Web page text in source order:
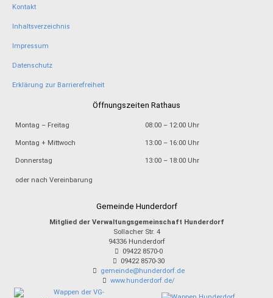
Kontakt
Inhaltsverzeichnis
Impressum
Datenschutz
Erklärung zur Barrierefreiheit
Öffnungszeiten Rathaus
Montag – Freitag 08:00 – 12:00 Uhr
Montag + Mittwoch 13:00 – 16:00 Uhr
Donnerstag 13:00 – 18:00 Uhr
oder nach Vereinbarung
Gemeinde Hunderdorf
Mitglied der Verwaltungsgemeinschaft Hunderdorf
Sollacher Str. 4
94336 Hunderdorf
09422 8570-0
09422 8570-30
gemeinde@hunderdorf.de
www.hunderdorf.de/